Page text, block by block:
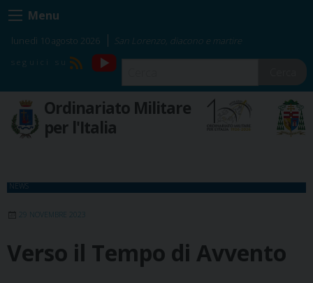
Skip
to
content
Menu
lunedì 10 agosto 2026 San Lorenzo, diacono e martire
RSS
YouTube
Ordinariato Militare
per l'Italia
NEWS
29 NOVEMBRE 2023
Verso il Tempo di Avvento